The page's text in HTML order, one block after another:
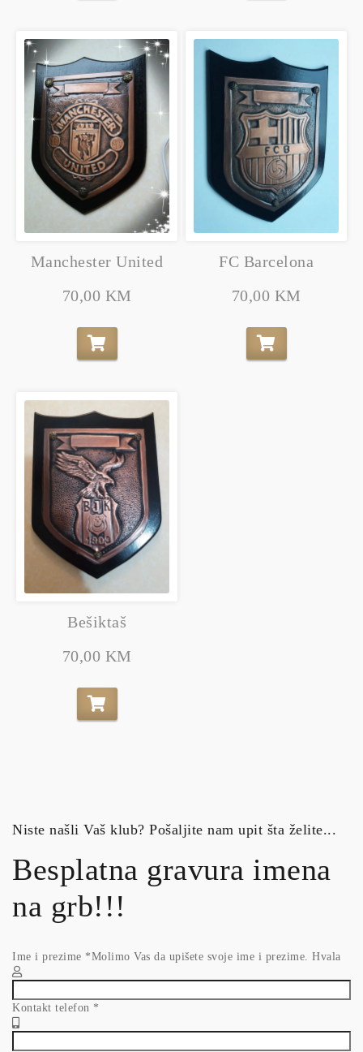
Manchester United
70,00 KM
FC Barcelona
70,00 KM
Bešiktaš
70,00 KM
Niste našli Vaš klub? Pošaljite nam upit šta želite...
Besplatna gravura imena
na grb!!!
Ime i prezime *Molimo Vas da upišete svoje ime i prezime. Hvala
Kontakt telefon *